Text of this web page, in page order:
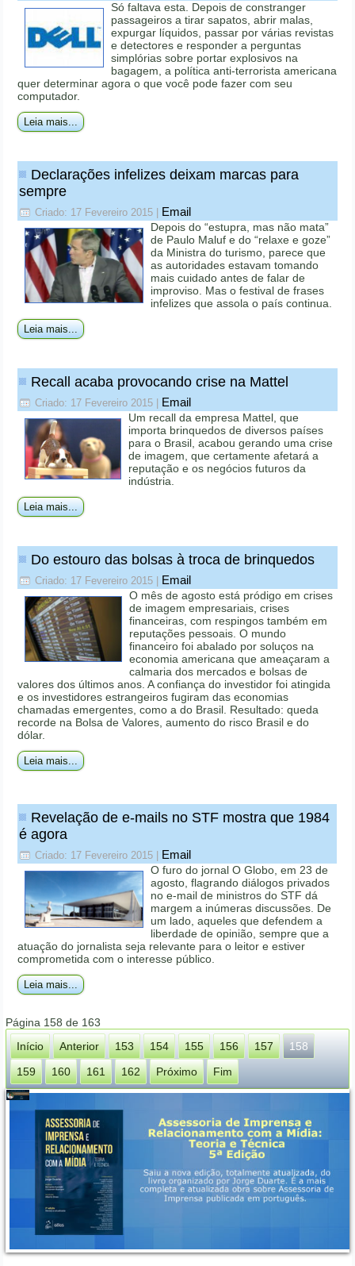
Só faltava esta. Depois de constranger
passageiros a tirar sapatos, abrir malas,
expurgar líquidos, passar por várias revistas
e detectores e responder a perguntas
simplórias sobre portar explosivos na
bagagem, a política anti-terrorista americana
quer determinar agora o que você pode fazer com seu
computador.
Leia mais...
Declarações infelizes deixam marcas para
sempre
Criado: 17 Fevereiro 2015 Email
Depois do “estupra, mas não mata”
de Paulo Maluf e do “relaxe e goze”
da Ministra do turismo, parece que
as autoridades estavam tomando
mais cuidado antes de falar de
improviso. Mas o festival de frases
infelizes que assola o país continua.
Leia mais...
Recall acaba provocando crise na Mattel
Criado: 17 Fevereiro 2015 Email
Um recall da empresa Mattel, que
importa brinquedos de diversos países
para o Brasil, acabou gerando uma crise
de imagem, que certamente afetará a
reputação e os negócios futuros da
indústria.
Leia mais...
Do estouro das bolsas à troca de brinquedos
Criado: 17 Fevereiro 2015 Email
O mês de agosto está pródigo em crises
de imagem empresariais, crises
financeiras, com respingos também em
reputações pessoais. O mundo
financeiro foi abalado por soluços na
economia americana que ameaçaram a
calmaria dos mercados e bolsas de
valores dos últimos anos. A confiança do investidor foi atingida
e os investidores estrangeiros fugiram das economias
chamadas emergentes, como a do Brasil. Resultado: queda
recorde na Bolsa de Valores, aumento do risco Brasil e do
dólar.
Leia mais...
Revelação de e-mails no STF mostra que 1984
é agora
Criado: 17 Fevereiro 2015 Email
O furo do jornal O Globo, em 23 de
agosto, flagrando diálogos privados
no e-mail de ministros do STF dá
margem a inúmeras discussões. De
um lado, aqueles que defendem a
liberdade de opinião, sempre que a
atuação do jornalista seja relevante para o leitor e estiver
comprometida com o interesse público.
Leia mais...
Página 158 de 163
Início
Anterior 153 154 155 156 157
158
159
160 161 162 Próximo Fim